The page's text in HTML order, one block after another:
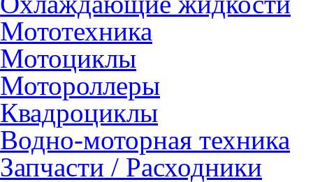
Мототехника
Мотоциклы
Мотороллеры
Квадроциклы
Водно-моторная техника
Запчасти / Расходники